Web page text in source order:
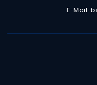
E-Mail: